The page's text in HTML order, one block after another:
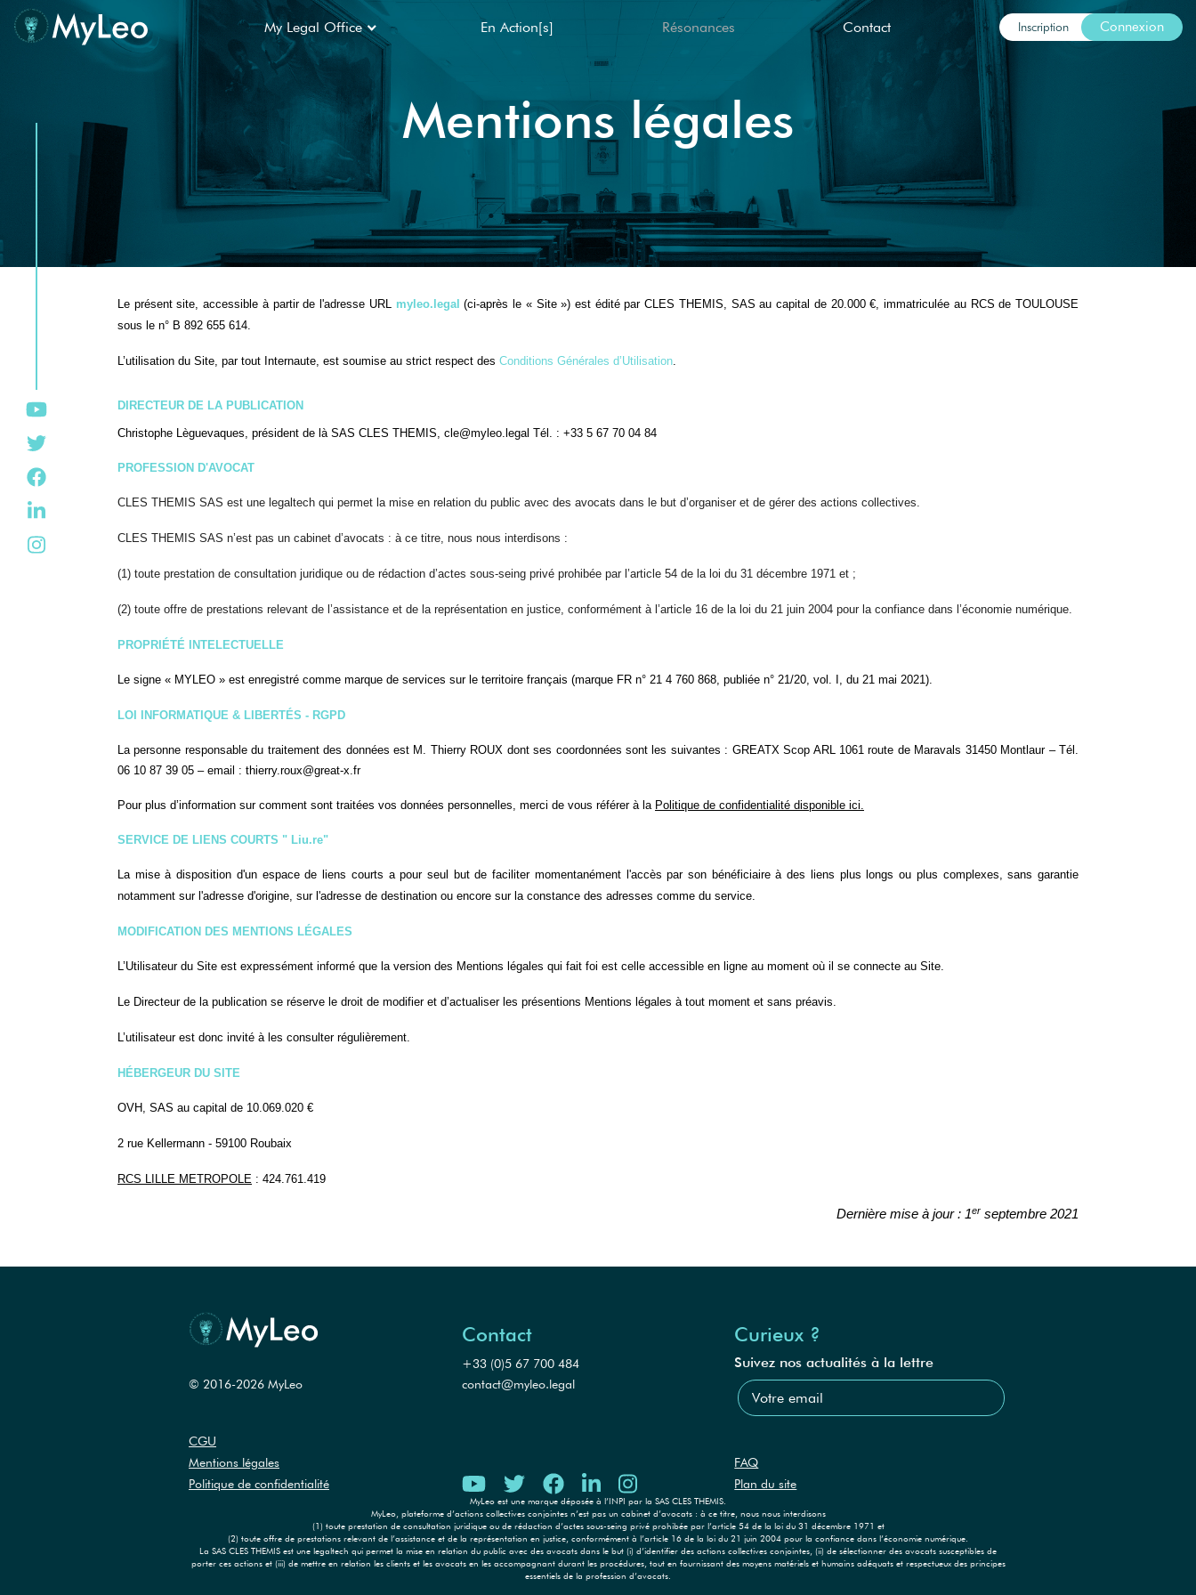
My Legal Office En Action[s] Résonances Contact Inscription Connexion
Mentions légales
Le présent site, accessible à partir de l'adresse URL myleo.legal (ci-après le « Site ») est édité par CLES THEMIS, SAS au capital de 20.000 €, immatriculée au RCS de TOULOUSE
sous le n° B 892 655 614.
L’utilisation du Site, par tout Internaute, est soumise au strict respect des Conditions Générales d’Utilisation.
DIRECTEUR DE LA PUBLICATION
Christophe Lèguevaques, président de là SAS CLES THEMIS, cle@myleo.legal Tél. : +33 5 67 70 04 84
PROFESSION D'AVOCAT
CLES THEMIS SAS est une legaltech qui permet la mise en relation du public avec des avocats dans le but d’organiser et de gérer des actions collectives.
CLES THEMIS SAS n’est pas un cabinet d’avocats : à ce titre, nous nous interdisons :
(1) toute prestation de consultation juridique ou de rédaction d’actes sous-seing privé prohibée par l’article 54 de la loi du 31 décembre 1971 et ;
(2) toute offre de prestations relevant de l’assistance et de la représentation en justice, conformément à l’article 16 de la loi du 21 juin 2004 pour la confiance dans l’économie numérique.
PROPRIÉTÉ INTELECTUELLE
Le signe « MYLEO » est enregistré comme marque de services sur le territoire français (marque FR n° 21 4 760 868, publiée n° 21/20, vol. I, du 21 mai 2021).
LOI INFORMATIQUE & LIBERTÉS - RGPD
La personne responsable du traitement des données est M. Thierry ROUX dont ses coordonnées sont les suivantes : GREATX Scop ARL 1061 route de Maravals 31450 Montlaur – Tél.
06 10 87 39 05 – email : thierry.roux@great-x.fr
Pour plus d’information sur comment sont traitées vos données personnelles, merci de vous référer à la Politique de confidentialité disponible ici.
SERVICE DE LIENS COURTS " Liu.re"
La mise à disposition d'un espace de liens courts a pour seul but de faciliter momentanément l'accès par son bénéficiaire à des liens plus longs ou plus complexes, sans garantie
notamment sur l'adresse d'origine, sur l'adresse de destination ou encore sur la constance des adresses comme du service.
MODIFICATION DES MENTIONS LÉGALES
L’Utilisateur du Site est expressément informé que la version des Mentions légales qui fait foi est celle accessible en ligne au moment où il se connecte au Site.
Le Directeur de la publication se réserve le droit de modifier et d’actualiser les présentions Mentions légales à tout moment et sans préavis.
L’utilisateur est donc invité à les consulter régulièrement.
HÉBERGEUR DU SITE
OVH, SAS au capital de 10.069.020 €
2 rue Kellermann - 59100 Roubaix
RCS LILLE METROPOLE : 424.761.419
Dernière mise à jour : 1er septembre 2021
© 2016-2026 MyLeo
CGU
Mentions légales
Politique de confidentialité
Contact
+33 (0)5 67 700 484
contact@myleo.legal
Curieux ?
Suivez nos actualités à la lettre
FAQ
Plan du site
MyLeo est une marque déposée à l’INPI par la SAS CLES THEMIS.
MyLeo, plateforme d’actions collectives conjointes n’est pas un cabinet d’avocats : à ce titre, nous nous interdisons
(1) toute prestation de consultation juridique ou de rédaction d’actes sous-seing privé prohibée par l’article 54 de la loi du 31 décembre 1971 et
(2) toute offre de prestations relevant de l’assistance et de la représentation en justice, conformément à l’article 16 de la loi du 21 juin 2004 pour la confiance dans l’économie numérique.
La SAS CLES THEMIS est une legaltech qui permet la mise en relation du public avec des avocats dans le but (i) d’identifier des actions collectives conjointes, (ii) de sélectionner des avocats susceptibles de
porter ces actions et (iii) de mettre en relation les clients et les avocats en les accompagnant durant les procédures, tout en fournissant des moyens matériels et humains adéquats et respectueux des principes
essentiels de la profession d’avocats.